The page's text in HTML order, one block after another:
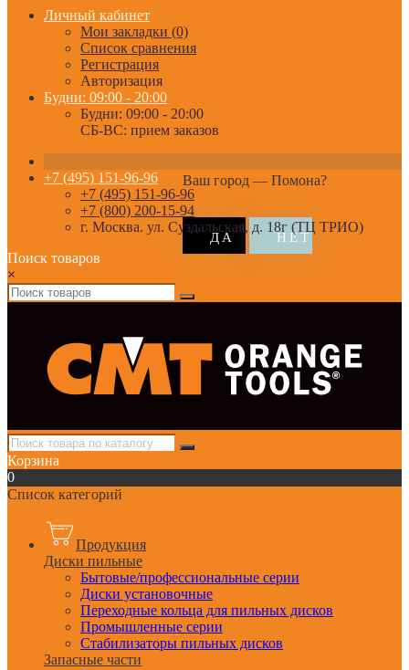
Личный кабинет
Мои закладки (0)
Список сравнения
Регистрация
Авторизация
Будни: 09:00 - 20:00
Будни: 09:00 - 20:00
СБ-ВС: прием заказов
Ваш город — Помона?
+7 (495) 151-96-96
+7 (495) 151-96-96
+7 (800) 200-15-94
г. Москва. ул. Суздальская, д. 18г (ТЦ ТРИО)
Поиск товаров
×
Корзина
0
Список категорий
Продукция
Диски пильные
Бытовые/профессиональные серии
Диски установочные
Переходные кольца для пильных дисков
Промышленные серии
Стабилизаторы пильных дисков
Запасные части